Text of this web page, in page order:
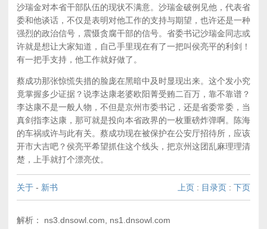
沙瑞金对本省干部队伍的现状不满意。沙瑞金破例见他，代表省
委和他谈话，不仅是表明对他工作的支持与期望，也许还是一种
强烈的政治信号，震慑贪腐干部的信号。省委书记沙瑞金同志或
许就是想让大家知道，自己手里现在有了一把叫侯亮平的利剑！
有一把手支持，他工作就好做了。
蔡成功那张惊慌失措的脸庞在黑暗中及时显现出来。这个发小究
竟掌握多少证据？说李达康老婆欧阳菁受贿二百万，靠不靠谱？
李达康不是一般人物，不但是京州市委书记，还是省委常委，当
真剑指李达康，那可就是投向本省政界的一枚重磅炸弹啊。陈海
的车祸或许与此有关。蔡成功现在被保护在公安厅招待所，应该
开市大吉吧？侯亮平希望抓住这个线头，把京州这团乱麻理理清
楚，上手就打个漂亮仗。
关于 - 新书 上页 : 目录页 : 下页
解析： ns3.dnsowl.com, ns1.dnsowl.com